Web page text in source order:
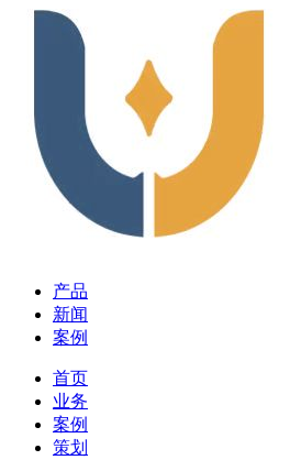
产品
新闻
案例
首页
业务
案例
策划